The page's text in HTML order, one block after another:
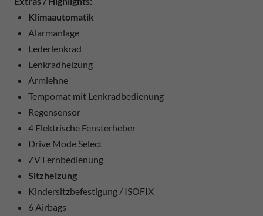
Klimaautomatik
Alarmanlage
Lederlenkrad
Lenkradheizung
Armlehne
Tempomat mit Lenkradbedienung
Regensensor
4 Elektrische Fensterheber
Drive Mode Select
ZV Fernbedienung
Sitzheizung
Kindersitzbefestigung / ISOFIX
6 Airbags